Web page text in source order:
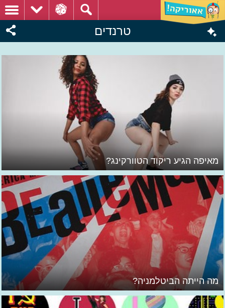
טרנדים
מאיפה הגיע ריקוד הטוורקינג?
מה הייתה הביטלמניה?